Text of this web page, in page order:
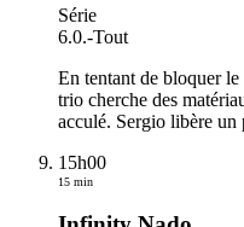
Série
6.0.-Tout
En tentant de bloquer
trio cherche des
acculé. Sergio libère un
15h00
15 min